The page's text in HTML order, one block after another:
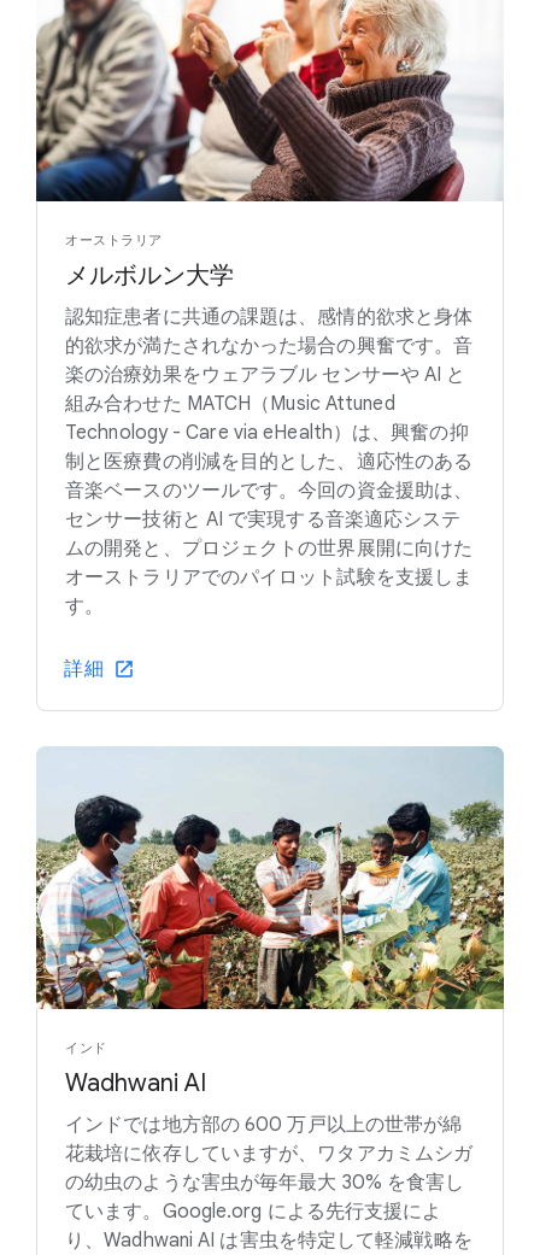
オーストラリア
メルボルン大学
認知症患者に共通の課題は、感情的欲求と身体
的欲求が満たされなかった場合の興奮です。音
楽の治療効果をウェアラブル センサーや AI と
組み合わせた MATCH（Music Attuned
Technology - Care via eHealth）は、興奮の抑
制と医療費の削減を目的とした、適応性のある
音楽ベースのツールです。今回の資金援助は、
センサー技術と AI で実現する音楽適応システ
ムの開発と、プロジェクトの世界展開に向けた
オーストラリアでのパイロット試験を支援しま
す。
詳細
インド
Wadhwani AI
インドでは地方部の 600 万戸以上の世帯が綿
花栽培に依存していますが、ワタアカミムシガ
の幼虫のような害虫が毎年最大 30% を食害し
ています。Google.org による先行支援によ
り、Wadhwani AI は害虫を特定して軽減戦略を